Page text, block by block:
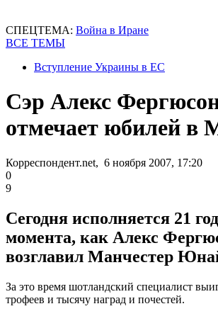
СПЕЦТЕМА: Война в Иране
ВСЕ ТЕМЫ
Вступление Украины в ЕС
Сэр Алекс
отмечает юбилей
Корреспондент.net, 6 ноября 2007, 17:20
0
9
Сегодня исполняется 21
момента, как Алекс
возглавил Манчестер
За это время шотландский специалист
трофеев и тысячу наград и почестей.